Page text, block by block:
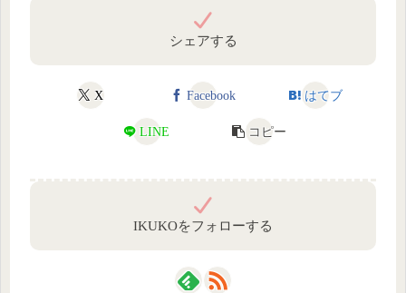
シェアする
X Facebook はてブ
LINE コピー
IKUKOをフォローする